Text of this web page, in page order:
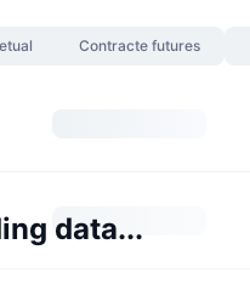
Contracte futures
data...